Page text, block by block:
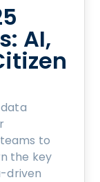
AI,
to
the key
driven